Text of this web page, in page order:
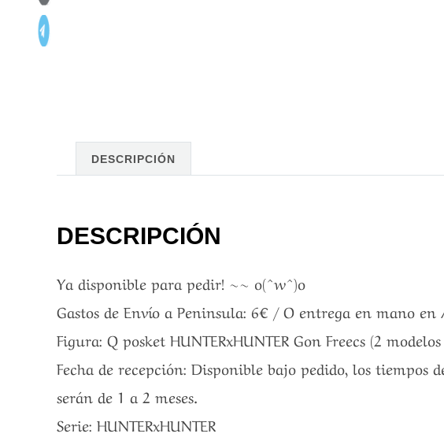
DESCRIPCIÓN
DESCRIPCIÓN
Ya disponible para pedir! ~~ o(^w^)o
Gastos de Envío a Peninsula: 6€ / O entrega en mano
Figura: Q posket HUNTERxHUNTER Gon Freecs (2
Fecha de recepción: Disponible bajo pedido, los
serán de 1 a 2 meses.
Serie: HUNTERxHUNTER